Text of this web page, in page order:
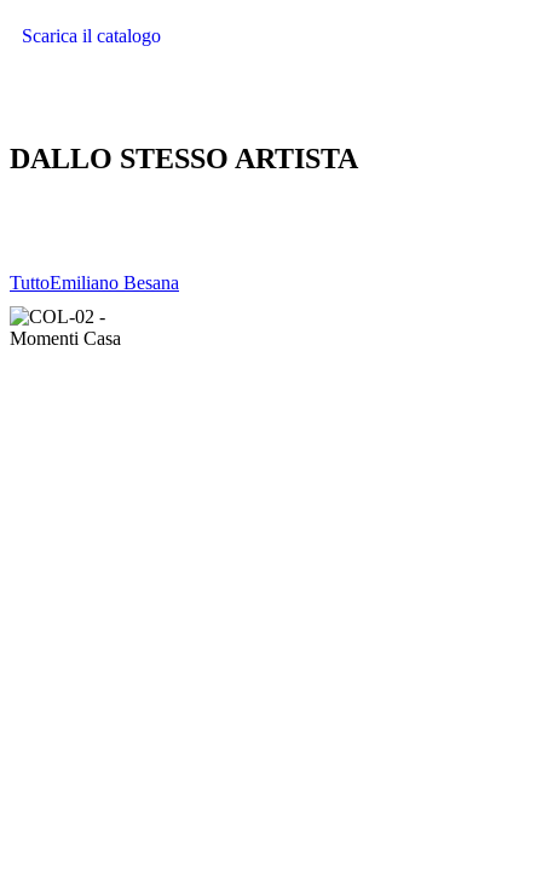
Scarica il catalogo
DALLO STESSO ARTISTA
TuttoEmiliano Besana